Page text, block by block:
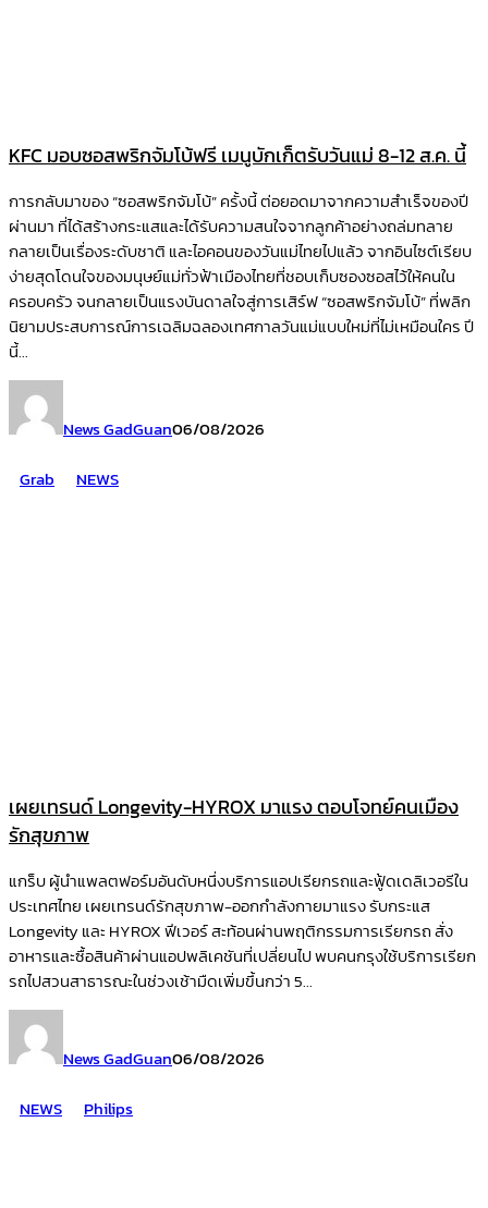
KFC มอบซอสพริกจัมโบ้ฟรี เมนูบักเก็ตรับวันแม่ 8-12 ส.ค. นี้
การกลับมาของ “ซอสพริกจัมโบ้” ครั้งนี้ ต่อยอดมาจากความสำเร็จของปี
ผ่านมา ที่ได้สร้างกระแสและได้รับความสนใจจากลูกค้าอย่างถล่มทลาย
กลายเป็นเรื่องระดับชาติ และไอคอนของวันแม่ไทยไปแล้ว จากอินไซต์เรียบ
ง่ายสุดโดนใจของมนุษย์แม่ทั่วฟ้าเมืองไทยที่ชอบเก็บซองซอสไว้ให้คนใน
ครอบครัว จนกลายเป็นแรงบันดาลใจสู่การเสิร์ฟ “ซอสพริกจัมโบ้” ที่พลิก
นิยามประสบการณ์การเฉลิมฉลองเทศกาลวันแม่แบบใหม่ที่ไม่เหมือนใคร ปี
นี้...
News GadGuan06/08/2026
Grab
NEWS
เผยเทรนด์ Longevity-HYROX มาแรง ตอบโจทย์คนเมือง
รักสุขภาพ
แกร็บ ผู้นำแพลตฟอร์มอันดับหนึ่งบริการแอปเรียกรถและฟู้ดเดลิเวอรีใน
ประเทศไทย เผยเทรนด์รักสุขภาพ-ออกกำลังกายมาแรง รับกระแส
Longevity และ HYROX ฟีเวอร์ สะท้อนผ่านพฤติกรรมการเรียกรถ สั่ง
อาหารและซื้อสินค้าผ่านแอปพลิเคชันที่เปลี่ยนไป พบคนกรุงใช้บริการเรียก
รถไปสวนสาธารณะในช่วงเช้ามืดเพิ่มขึ้นกว่า 5...
News GadGuan06/08/2026
NEWS
Philips